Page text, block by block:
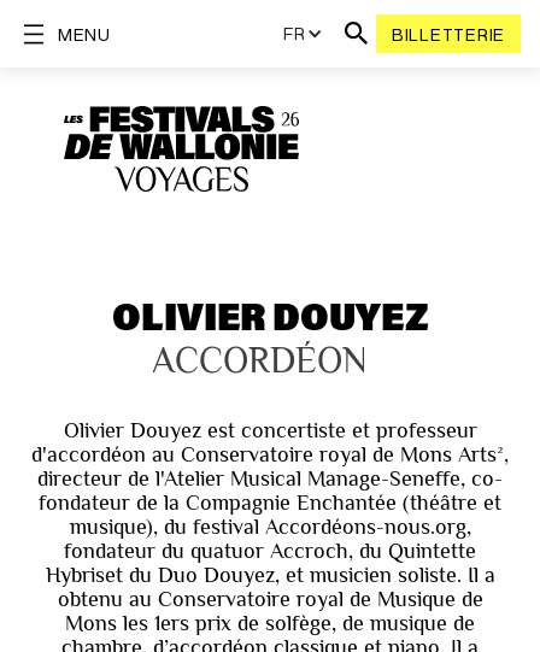
FR BILLETTERIE
MENU
OLIVIER DOUYEZ
ACCORDÉON
Olivier Douyez est concertiste et professeur
d'accordéon au Conservatoire royal de Mons Arts²,
directeur de l'Atelier Musical Manage-Seneffe, co-
fondateur de la Compagnie Enchantée (théâtre et
musique), du festival Accordéons-nous.org,
fondateur du quatuor Accroch, du Quintette
Hybriset du Duo Douyez, et musicien soliste. Il a
obtenu au Conservatoire royal de Musique de
Mons les 1ers prix de solfège, de musique de